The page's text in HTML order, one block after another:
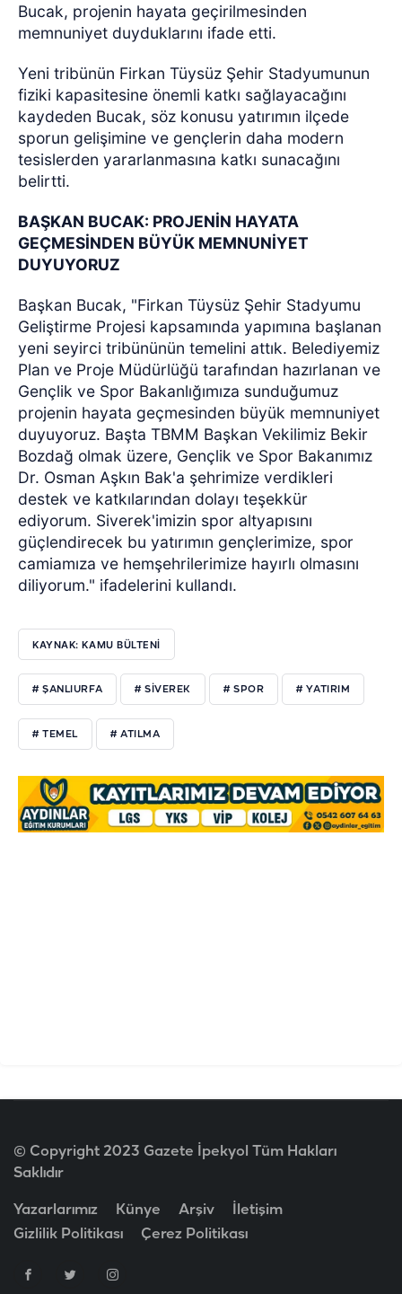
Bucak, projenin hayata geçirilmesinden
memnuniyet duyduklarını ifade etti.
Yeni tribünün Firkan Tüysüz Şehir Stadyumunun
fiziki kapasitesine önemli katkı sağlayacağını
kaydeden Bucak, söz konusu yatırımın ilçede
sporun gelişimine ve gençlerin daha modern
tesislerden yararlanmasına katkı sunacağını
belirtti.
BAŞKAN BUCAK: PROJENİN HAYATA
GEÇMESİNDEN BÜYÜK MEMNUNİYET
DUYUYORUZ
Başkan Bucak, "Firkan Tüysüz Şehir Stadyumu
Geliştirme Projesi kapsamında yapımına başlanan
yeni seyirci tribününün temelini attık. Belediyemiz
Plan ve Proje Müdürlüğü tarafından hazırlanan ve
Gençlik ve Spor Bakanlığımıza sunduğumuz
projenin hayata geçmesinden büyük memnuniyet
duyuyoruz. Başta TBMM Başkan Vekilimiz Bekir
Bozdağ olmak üzere, Gençlik ve Spor Bakanımız
Dr. Osman Aşkın Bak'a şehrimize verdikleri
destek ve katkılarından dolayı teşekkür
ediyorum. Siverek'imizin spor altyapısını
güçlendirecek bu yatırımın gençlerimize, spor
camiamıza ve hemşehrilerimize hayırlı olmasını
diliyorum." ifadelerini kullandı.
KAYNAK: KAMU BÜLTENİ
# ŞANLIURFA # SİVEREK # SPOR # YATIRIM
# TEMEL # ATILMA
© Copyright 2023 Gazete İpekyol Tüm Hakları
Saklıdır
Yazarlarımız Künye Arşiv
İletişim
Gizlilik Politikası
Çerez Politikası